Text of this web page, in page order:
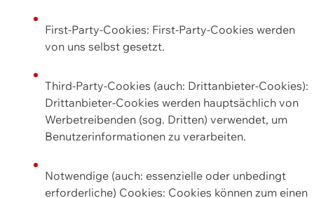
First-Party-Cookies: First-Party-Cookies werden
von uns selbst gesetzt.
Third-Party-Cookies (auch: Drittanbieter-Cookies):
Drittanbieter-Cookies werden hauptsächlich von
Werbetreibenden (sog. Dritten) verwendet, um
Benutzerinformationen zu verarbeiten.
Notwendige (auch: essenzielle oder unbedingt
erforderliche) Cookies: Cookies können zum einen